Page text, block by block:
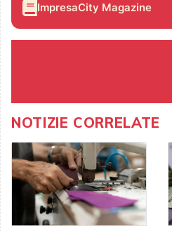
ImpresaCity Magazine
NOTIZIE CORRELATE